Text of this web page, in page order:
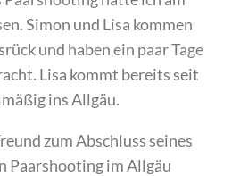
Simon und Lisa kommen
und haben ein paar Tage
Lisa kommt bereits seit
ins Allgäu.
zum Abschluss seines
Paarshooting im Allgäu